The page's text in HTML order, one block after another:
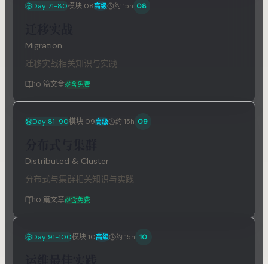
Day 71-80模块 08高级 约 15h 08
Migration
迁移实战相关知识与实践
10 篇文章 含免费
Day 81-90模块 09高级 约 15h 09
Distributed & Cluster
分布式与集群相关知识与实践
10 篇文章 含免费
Day 91-100模块 10高级 约 15h 10